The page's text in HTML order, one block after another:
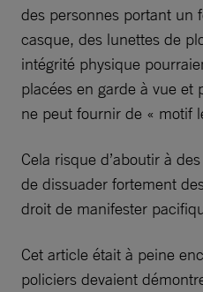
des personnes portant un
casque, des lunettes de
intégrité physique
placées en garde à vue et
ne peut fournir de « motif
Cela risque d’aboutir à
de dissuader fortement
droit de manifester
Cet article était à peine
policiers devaient